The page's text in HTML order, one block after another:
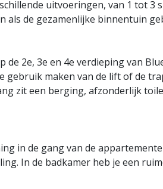
uitvoeringen, van 1 tot 3
als de gezamenlijke binnentuin
2e, 3e en 4e verdieping van
maken van de lift of de
zit een berging, afzonderlijk
in de gang van de
In de badkamer heb je een